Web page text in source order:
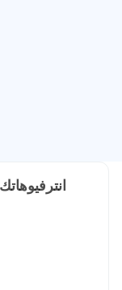
Maklumat APK InterviewHatak-انترفيوهاتك